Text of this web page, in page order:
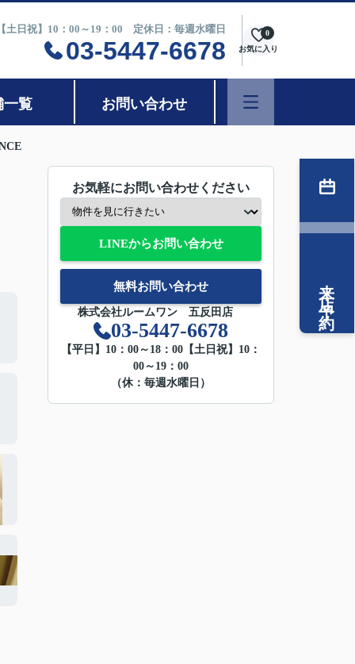
土日祝】10：00～19：00 定休日：毎週水曜日
03-5447-6678 お気に入り
0
一覧 お問い合わせ
お気軽にお問い合わせください
LINEからお問い合わせ
無料お問い合わせ
株式会社ルームワン 五反田店
03-5447-6678
【平日】10：00～18：00【土日祝】10：
00～19：00
（休：毎週水曜日）
来店予約